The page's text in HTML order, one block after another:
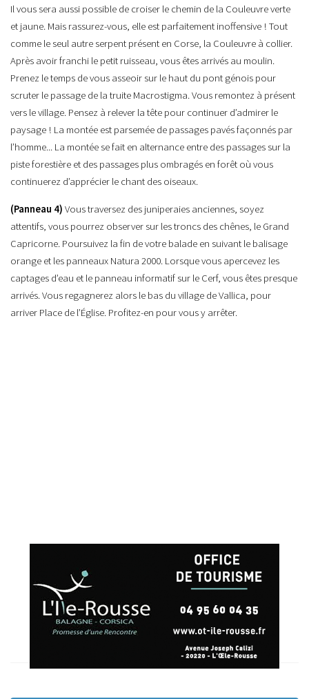
Il vous sera aussi possible de croiser le chemin de la Couleuvre verte
et jaune. Mais rassurez-vous, elle est parfaitement inoffensive ! Tout
comme le seul autre serpent présent en Corse, la Couleuvre à collier.
Après avoir franchi le petit ruisseau, vous êtes arrivés au moulin.
Prenez le temps de vous asseoir sur le haut du pont génois pour
scruter le passage de la truite Macrostigma. Vous remontez à présent
vers le village. Pensez à relever la tête pour continuer d’admirer le
paysage ! La montée est parsemée de passages pavés façonnés par
l’homme... La montée se fait en alternance entre des passages sur la
piste forestière et des passages plus ombragés en forêt où vous
continuerez d’apprécier le chant des oiseaux.
(Panneau 4) Vous traversez des juniperaies anciennes, soyez
attentifs, vous pourrez observer sur les troncs des chênes, le Grand
Capricorne. Poursuivez la fin de votre balade en suivant le balisage
orange et les panneaux Natura 2000. Lorsque vous apercevez les
captages d’eau et le panneau informatif sur le Cerf, vous êtes presque
arrivés. Vous regagnerez alors le bas du village de Vallica, pour
arriver Place de l’Église. Profitez-en pour vous y arrêter.